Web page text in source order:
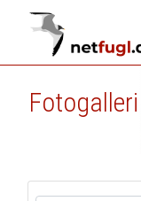
Fotogalleri